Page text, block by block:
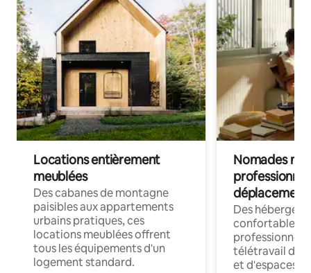
Locations entièrement
meublées
Des cabanes de montagne
paisibles aux appartements
urbains pratiques, ces
locations meublées offrent
tous les équipements d'un
logement standard.
Nomades
déplacement
Des
confortables
professionnels
télétravail
et d'espaces